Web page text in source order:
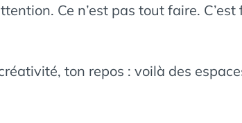
Ce n’est pas tout faire.
ton repos : voilà des